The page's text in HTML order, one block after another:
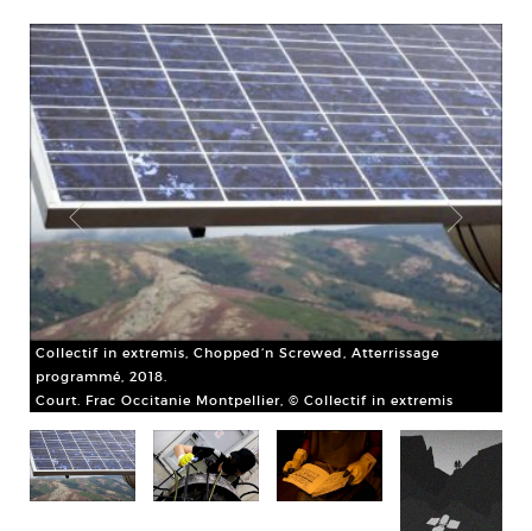
Collectif in extremis, Chopped‘n Screwed, Atterrissage
programmé, 2018.
Court. Frac Occitanie Montpellier, © Collectif in extremis